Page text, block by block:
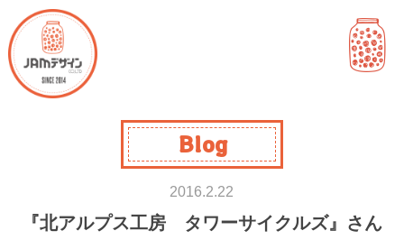
Blog
2016.2.22
『北アルプス工房 タワーサイクルズ』さん